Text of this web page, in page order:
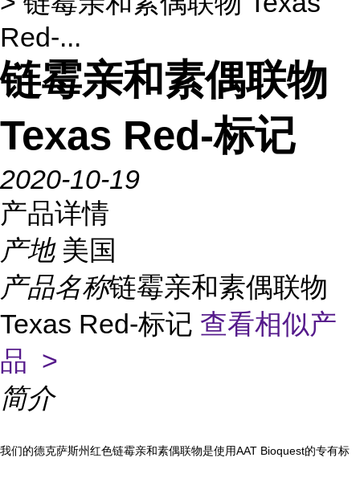
Red-...
链霉亲和素偶联物
Texas Red-标记
2020-10-19
产品详情
产地 美国
产品名称链霉亲和素偶联物
Texas Red-标记 查看相似产
品 >
简介
我们的德克萨斯州红色链霉亲和素偶联物是使用AAT Bioquest的专有标